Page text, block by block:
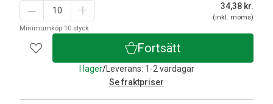
Minimumköp 10 styck
34,38 kr.
(inkl. moms)
Fortsätt
I lager/Leverans: 1-2 vardagar
Se fraktpriser